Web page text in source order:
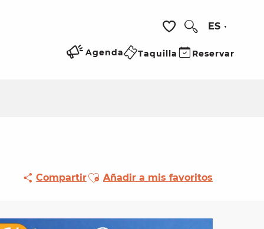
Voir les favoris
ES
Agenda Taquilla Reservar
CompartirAjouter aux favoris
Añadir a mis favoritos